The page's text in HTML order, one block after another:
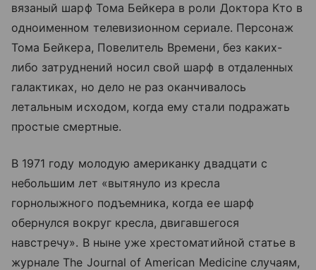
вязаный шарф Тома Бейкера в роли Доктора Кто в
одноименном телевизионном сериале. Персонаж
Тома Бейкера, Повелитель Времени, без каких-
либо затруднений носил свой шарф в отдаленных
галактиках, но дело не раз оканчивалось
летальным исходом, когда ему стали подражать
простые смертные.
В 1971 году молодую американку двадцати с
небольшим лет «вытянуло из кресла
горнолыжного подъемника, когда ее шарф
обернулся вокруг кресла, двигавшегося
навстречу». В ныне уже хрестоматийной статье в
журнале The Journal of American Medicine случаям,